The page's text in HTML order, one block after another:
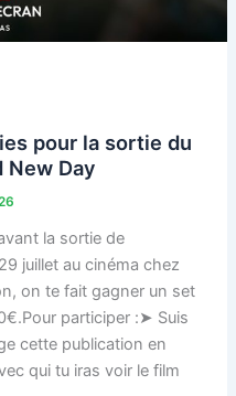
pour la sortie du
New Day
la sortie de
juillet au cinéma chez
on te fait gagner un set
participer :➤ Suis
cette publication en
qui tu iras voir le film